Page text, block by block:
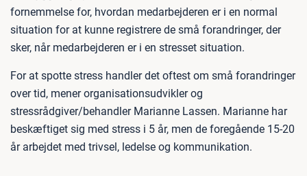
fornemmelse for, hvordan medarbejderen er i en normal
situation for at kunne registrere de små forandringer, der
sker, når medarbejderen er i en stresset situation.
For at spotte stress handler det oftest om små forandringer
over tid, mener organisationsudvikler og
stressrådgiver/behandler Marianne Lassen. Marianne har
beskæftiget sig med stress i 5 år, men de foregående 15-20
år arbejdet med trivsel, ledelse og kommunikation.